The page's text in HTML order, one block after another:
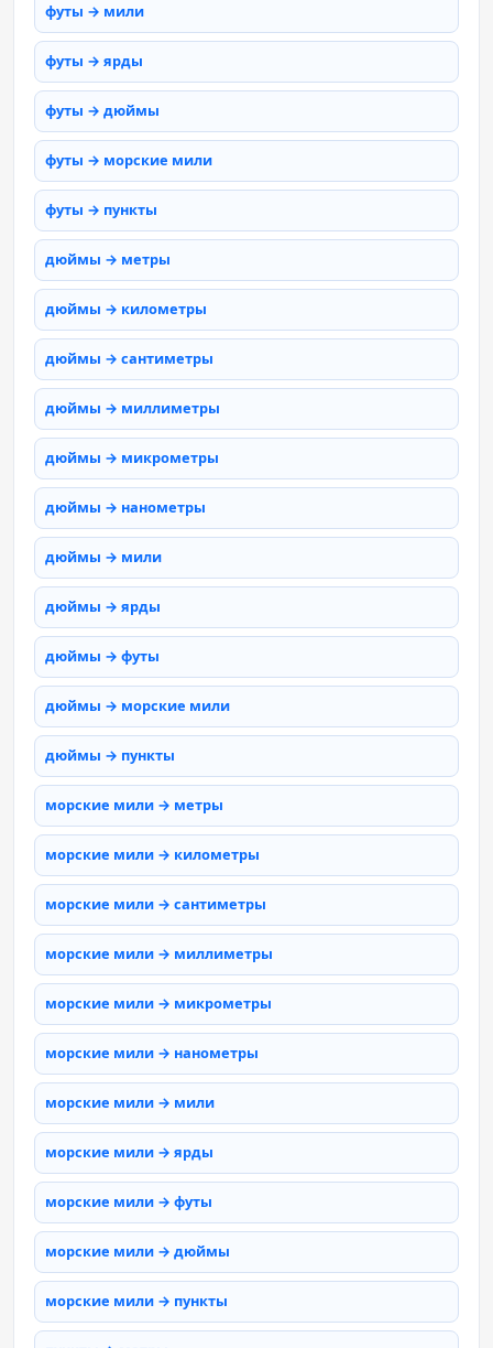
футы → мили
футы → ярды
футы → дюймы
футы → морские мили
футы → пункты
дюймы → метры
дюймы → километры
дюймы → сантиметры
дюймы → миллиметры
дюймы → микрометры
дюймы → нанометры
дюймы → мили
дюймы → ярды
дюймы → футы
дюймы → морские мили
дюймы → пункты
морские мили → метры
морские мили → километры
морские мили → сантиметры
морские мили → миллиметры
морские мили → микрометры
морские мили → нанометры
морские мили → мили
морские мили → ярды
морские мили → футы
морские мили → дюймы
морские мили → пункты